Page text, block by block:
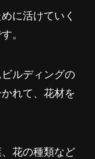
に活けていく
。
ルディングの
れて、花材を
花の種類など